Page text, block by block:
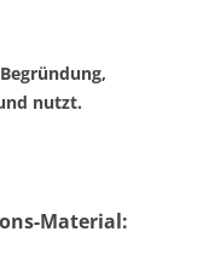
nutzt.
Material: